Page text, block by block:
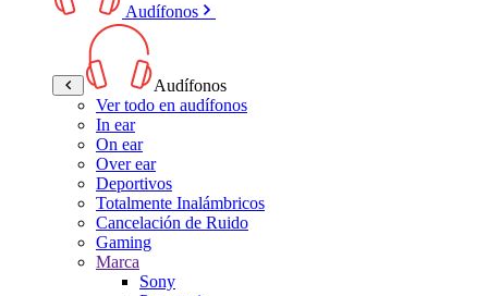
Audífonos
Audífonos
Ver todo en audífonos
In ear
On ear
Over ear
Deportivos
Totalmente Inalámbricos
Cancelación de Ruido
Gaming
Marca
Sony